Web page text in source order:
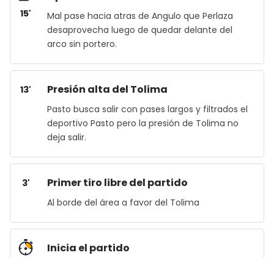
15'
Mal pase hacia atras de Angulo que Perlaza
desaprovecha luego de quedar delante del
arco sin portero.
13' Presión alta del Tolima
Pasto busca salir con pases largos y filtrados el
deportivo Pasto pero la presión de Tolima no
deja salir.
3' Primer tiro libre del partido
Al borde del área a favor del Tolima
Inicia el partido